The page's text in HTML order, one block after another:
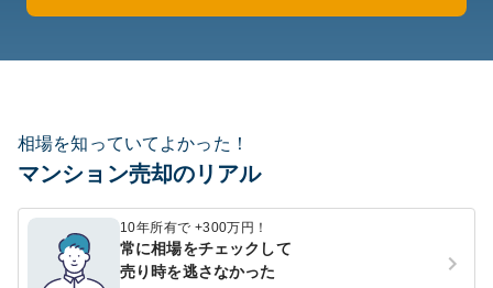
相場を知っていてよかった！
マンション売却のリアル
10年所有で +300万円！
常に相場をチェックして
売り時を逃さなかった